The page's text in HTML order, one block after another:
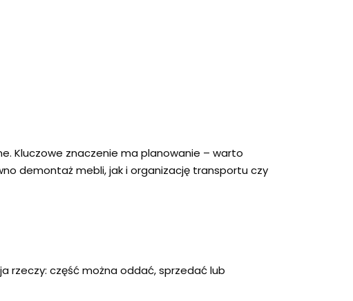
Kluczowe znaczenie ma planowanie – warto
demontaż mebli, jak i organizację transportu czy
rzeczy: część można oddać, sprzedać lub